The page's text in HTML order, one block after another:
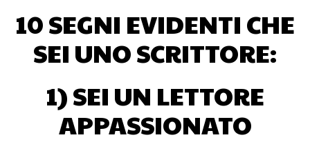
10 SEGNI EVIDENTI CHE
SEI UNO SCRITTORE:
1) SEI UN LETTORE
APPASSIONATO